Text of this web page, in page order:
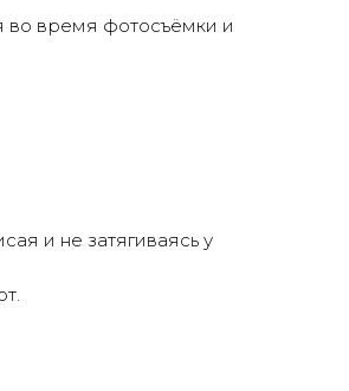
во время фотосъёмки и
и не затягиваясь у